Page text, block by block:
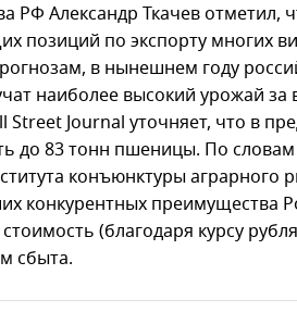
РФ Александр Ткачев отметил,
позиций по экспорту многих
в нынешнем году
наиболее высокий урожай за
Street Journal уточняет, что в
до 83 тонн пшеницы. По словам
конъюнктуры аграрного
конкурентных преимущества
(благодаря курсу
сбыта.